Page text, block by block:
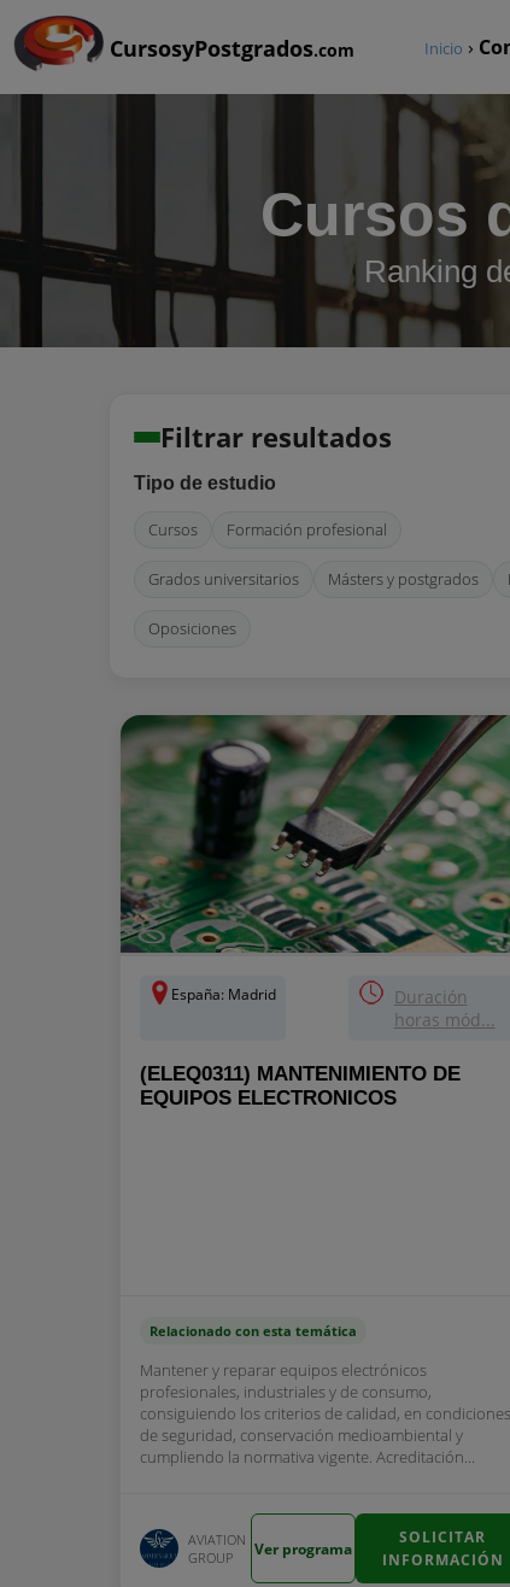
CursosyPostgrados.com Inicio ›
Cursos
Ranking
Filtrar resultados
Tipo de estudio
Cursos Formación profesional
Grados universitarios Másters y postgrados
Oposiciones
España: Madrid
Duración
horas mód...
(ELEQ0311) MANTENIMIENTO DE
EQUIPOS ELECTRONICOS
Relacionado con esta temática
Mantener y reparar equipos electrónicos
profesionales, industriales y de consumo,
consiguiendo los criterios de calidad, en condiciones
de seguridad, conservación medioambiental y
cumpliendo la normativa vigente. Acreditación...
AVIATION
GROUP
Ver programa
SOLICITAR
INFORMACIÓN